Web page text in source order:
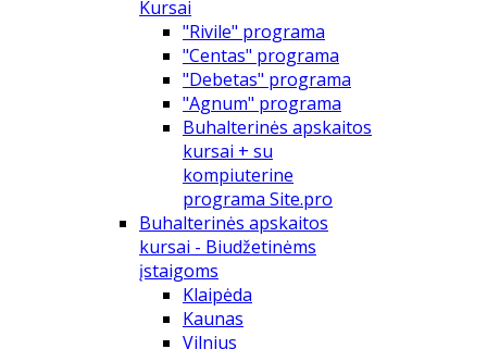
Kursai
"Rivile" programa
"Centas" programa
"Debetas" programa
"Agnum" programa
Buhalterinės apskaitos
kursai + su
kompiuterine
programa Site.pro
Buhalterinės apskaitos
kursai - Biudžetinėms
įstaigoms
Klaipėda
Kaunas
Vilnius